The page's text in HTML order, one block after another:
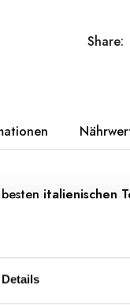
Details
Share:
italienischen
verarbeitet.